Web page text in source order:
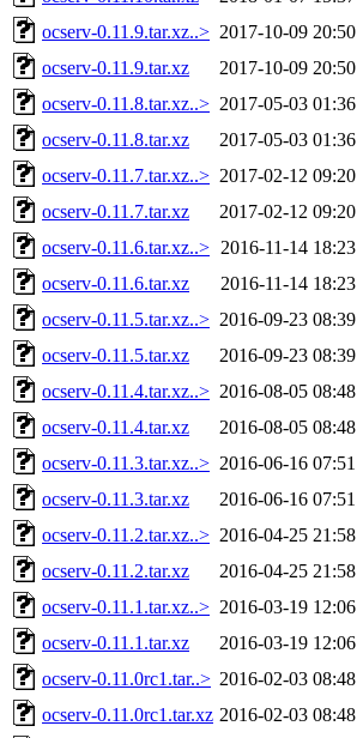
ocserv-0.11.9.tar.xz..> 2017-10-09 20:50
ocserv-0.11.9.tar.xz
2017-10-09 20:50
ocserv-0.11.8.tar.xz..> 2017-05-03 01:36
ocserv-0.11.8.tar.xz
2017-05-03 01:36
ocserv-0.11.7.tar.xz..> 2017-02-12 09:20
ocserv-0.11.7.tar.xz
2017-02-12 09:20
ocserv-0.11.6.tar.xz..> 2016-11-14 18:23
ocserv-0.11.6.tar.xz
2016-11-14 18:23
ocserv-0.11.5.tar.xz..> 2016-09-23 08:39
ocserv-0.11.5.tar.xz
2016-09-23 08:39
ocserv-0.11.4.tar.xz..> 2016-08-05 08:48
ocserv-0.11.4.tar.xz
2016-08-05 08:48
ocserv-0.11.3.tar.xz..> 2016-06-16 07:51
ocserv-0.11.3.tar.xz
2016-06-16 07:51
ocserv-0.11.2.tar.xz..> 2016-04-25 21:58
ocserv-0.11.2.tar.xz
2016-04-25 21:58
ocserv-0.11.1.tar.xz..> 2016-03-19 12:06
ocserv-0.11.1.tar.xz
2016-03-19 12:06
ocserv-0.11.0rc1.tar..> 2016-02-03 08:48
ocserv-0.11.0rc1.tar.xz 2016-02-03 08:48